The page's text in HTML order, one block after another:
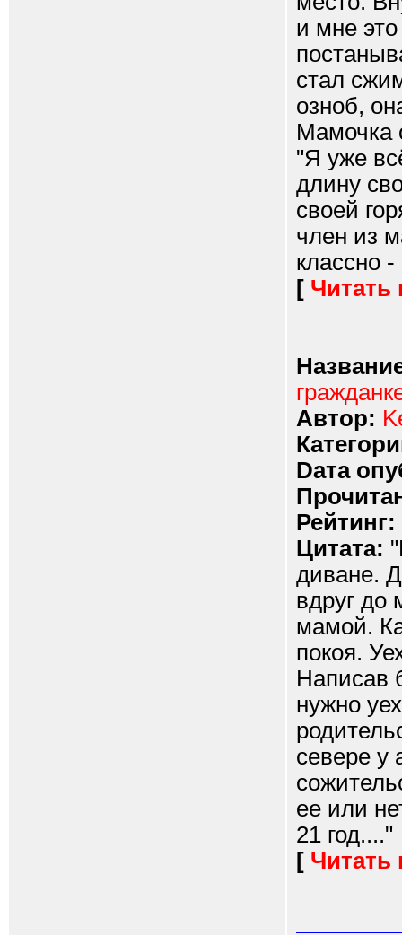
и мне
стал
озноб,
Мамочка
"Я уже
длину
своей
член из
классно
[ Читать
Автор:
Dата
Рейтинг:
Цитата:
диване.
вдруг до
мамой.
покоя.
Написав
нужно
севере у
ее или
21 год...."
[ Читать